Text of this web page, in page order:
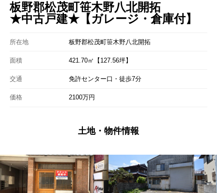
板野郡松茂町笹木野八北開拓
★中古戸建★【ガレージ・倉庫付】
所在地 板野郡松茂町笹木野八北開拓
面積 421.70㎡【127.56坪】
交通 免許センター口・徒歩7分
価格 2100万円
土地・物件情報